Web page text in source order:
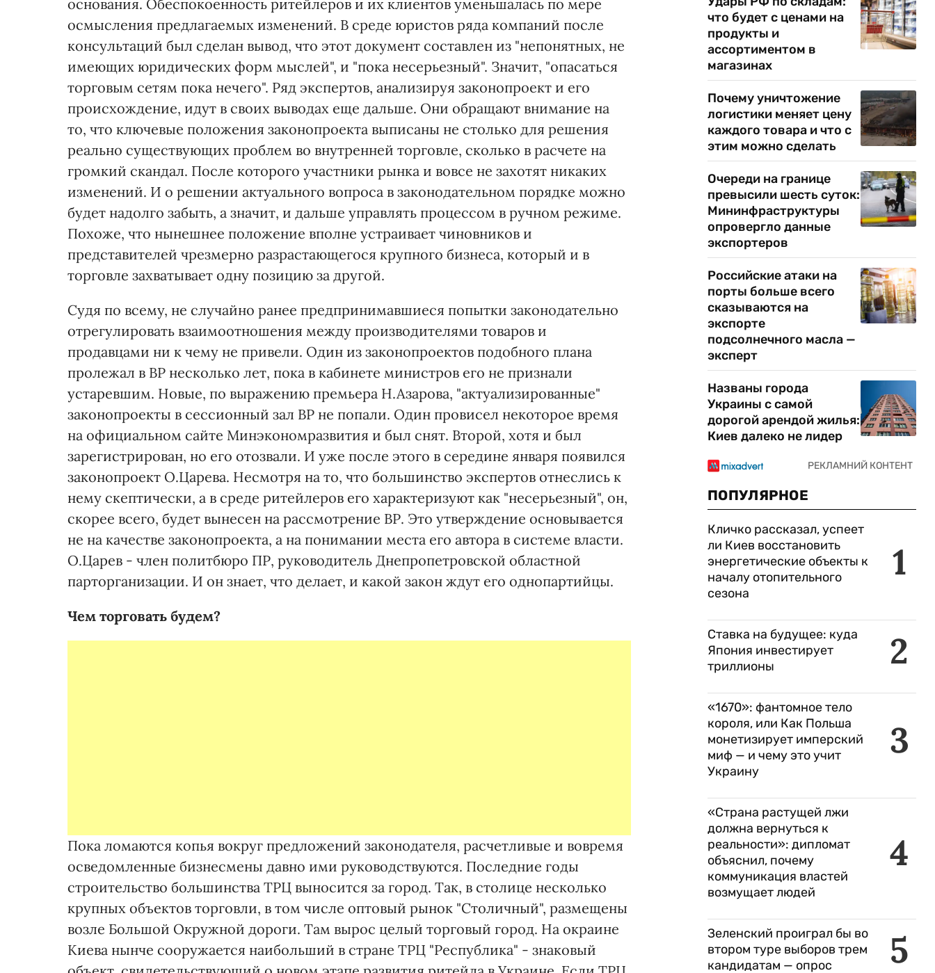
основания. Обеспокоенность ритейлеров и их клиентов уменьшалась по мере
осмысления предлагаемых изменений. В среде юристов ряда компаний после
консультаций был сделан вывод, что этот документ составлен из "непонятных, не
имеющих юридических форм мыслей", и "пока несерьезный". Значит, "опасаться
торговым сетям пока нечего". Ряд экспертов, анализируя законопроект и его
происхождение, идут в своих выводах еще дальше. Они обращают внимание на
то, что ключевые положения законопроекта выписаны не столько для решения
реально существующих проблем во внутренней торговле, сколько в расчете на
громкий скандал. После которого участники рынка и вовсе не захотят никаких
изменений. И о решении актуального вопроса в законодательном порядке можно
будет надолго забыть, а значит, и дальше управлять процессом в ручном режиме.
Похоже, что нынешнее положение вполне устраивает чиновников и
представителей чрезмерно разрастающегося крупного бизнеса, который и в
торговле захватывает одну позицию за другой.
Судя по всему, не случайно ранее предпринимавшиеся попытки законодательно
отрегулировать взаимоотношения между производителями товаров и
продавцами ни к чему не привели. Один из законопроектов подобного плана
пролежал в ВР несколько лет, пока в кабинете министров его не признали
устаревшим. Новые, по выражению премьера Н.Азарова, "актуализированные"
законопроекты в сессионный зал ВР не попали. Один провисел некоторое время
на официальном сайте Минэкономразвития и был снят. Второй, хотя и был
зарегистрирован, но его отозвали. И уже после этого в середине января появился
законопроект О.Царева. Несмотря на то, что большинство экспертов отнеслись к
нему скептически, а в среде ритейлеров его характеризуют как "несерьезный", он,
скорее всего, будет вынесен на рассмотрение ВР. Это утверждение основывается
не на качестве законопроекта, а на понимании места его автора в системе власти.
О.Царев - член политбюро ПР, руководитель Днепропетровской областной
парторганизации. И он знает, что делает, и какой закон ждут его однопартийцы.
Чем торговать будем?
Пока ломаются копья вокруг предложений законодателя, расчетливые и вовремя
осведомленные бизнесмены давно ими руководствуются. Последние годы
строительство большинства ТРЦ выносится за город. Так, в столице несколько
крупных объектов торговли, в том числе оптовый рынок "Столичный", размещены
возле Большой Окружной дороги. Там вырос целый торговый город. На окраине
Киева нынче сооружается наибольший в стране ТРЦ "Республика" - знаковый
что будет с ценами на
продукты и
ассортиментом в
магазинах
Почему уничтожение
логистики меняет цену
каждого товара и что с
этим можно сделать
Очереди на границе
превысили шесть суток:
Мининфраструктуры
опровергло данные
экспортеров
Российские атаки на
порты больше всего
сказываются на
экспорте
подсолнечного масла —
эксперт
Названы города
Украины с самой
дорогой арендой жилья:
Киев далеко не лидер
ПОПУЛЯРНОЕ
1
Кличко рассказал, успеет
ли Киев восстановить
энергетические объекты к
началу отопительного
сезона
2
Ставка на будущее: куда
Япония инвестирует
триллионы
3
«1670»: фантомное тело
короля, или Как Польша
монетизирует имперский
миф — и чему это учит
Украину
4
«Страна растущей лжи
должна вернуться к
реальности»: дипломат
объяснил, почему
коммуникация властей
возмущает людей
5
Зеленский проиграл бы во
втором туре выборов трем
кандидатам — опрос